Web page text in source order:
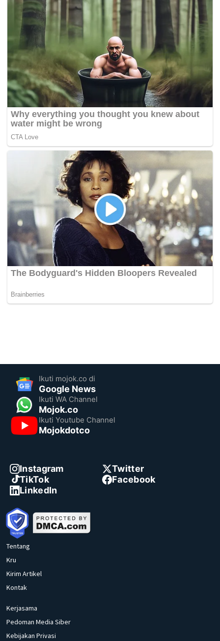
Ikuti mojok.co di
Google News
Ikuti WA Channel
Mojok.co
Ikuti Youtube Channel
Mojokdotco
Instagram
Twitter
TikTok
Facebook
LinkedIn
Tentang
Kru
Kirim Artikel
Kontak
Kerjasama
Pedoman Media Siber
Kebijakan Privasi